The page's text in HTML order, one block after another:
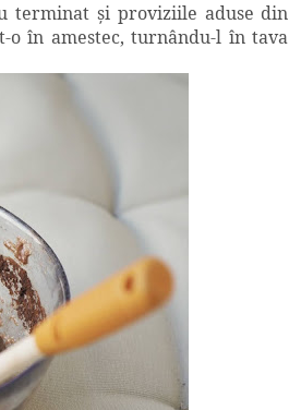
terminat şi proviziile aduse din
în amestec, turnându-l în tava